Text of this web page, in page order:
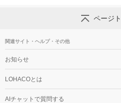
ページ
関連サイト・ヘルプ・その他
お知らせ
LOHACOとは
AIチャットで質問する